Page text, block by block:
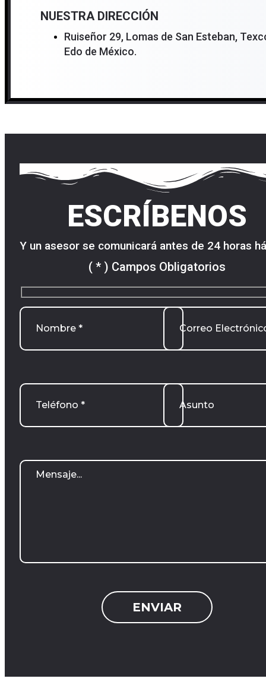
NUESTRA DIRECCIÓN
Ruiseñor 29, Lomas de San Esteban,
Edo de México.
ESCRÍBENOS
Y un asesor se comunicará antes de 24 horas
( * ) Campos Obligatorios